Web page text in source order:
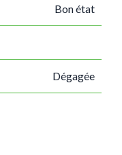
Bon état
Dégagée